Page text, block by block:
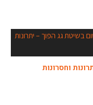
וחסרונות